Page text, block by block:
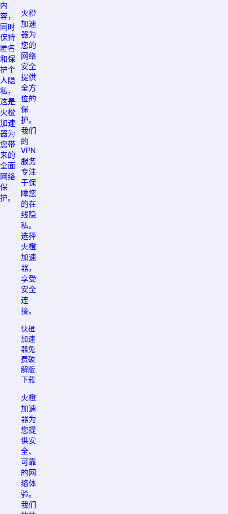
内
容，
同时
保持
匿名
和保
护个
人隐
私，
这是
火橙
加速
器为
您带
来的
全面
网络
保
护。
火橙
加速
器为
您的
网络
安全
提供
全方
位的
保
护。
我们
的
VPN
服务
专注
于保
障您
的在
线隐
私。
选择
火橙
加速
器，
享受
安全
连
接。
快橙
加速
器免
费破
解版
下载
火橙
加速
器为
您提
供安
全、
可靠
的网
络体
验。
我们